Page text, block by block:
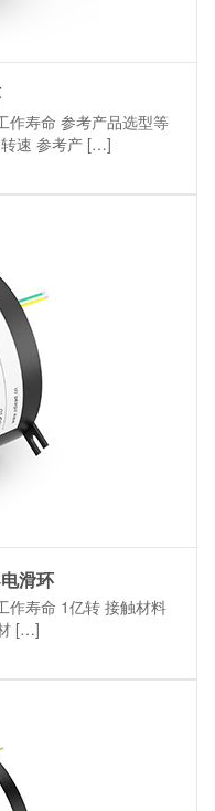
作寿命 参考产品选型等
速 参考产 […]
滑环
作寿命 1亿转 接触材料
[…]